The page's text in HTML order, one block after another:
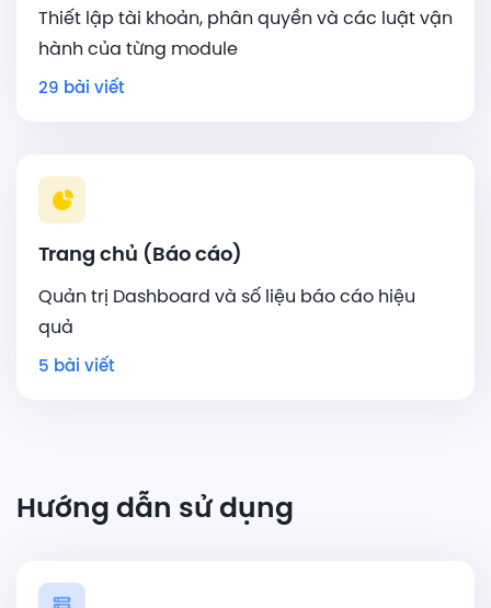
Thiết lập tài khoản, phân quyền và các luật vận
hành của từng module
29 bài viết
Trang chủ (Báo cáo)
Quản trị Dashboard và số liệu báo cáo hiệu
quả
5 bài viết
Hướng dẫn sử dụng